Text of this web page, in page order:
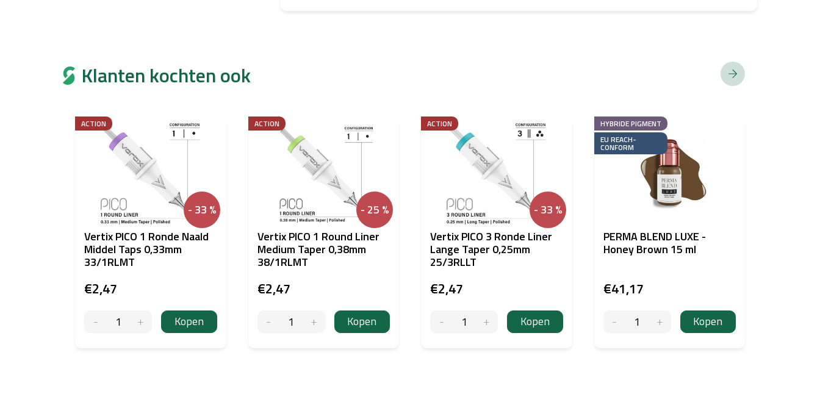
Klanten kochten ook
- 33 %
ACTION
Vertix PICO 1 Ronde Naald
Middel Taps 0,33mm
33/1RLMT
€2,47
Kopen
- 25 %
ACTION
Vertix PICO 1 Round Liner
Medium Taper 0,38mm
38/1RLMT
€2,47
Kopen
- 33 %
ACTION
Vertix PICO 3 Ronde Liner
Lange Taper 0,25mm
25/3RLLT
€2,47
Kopen
HYBRIDE PIGMENT
EU REACH-
CONFORM
PERMA BLEND LUXE -
Honey Brown 15 ml
€41,17
Kopen